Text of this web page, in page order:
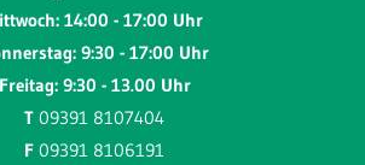
14:00 - 17:00 Uhr
9:30 - 17:00 Uhr
Freitag: 9:30 - 13.00 Uhr
T 09391 8107404
F 09391 8106191